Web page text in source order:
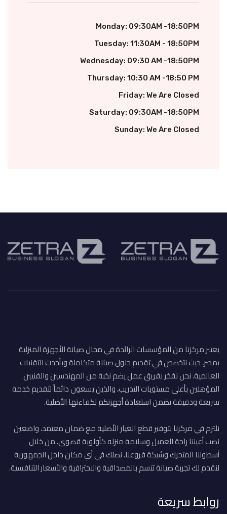
Monday: 09:30AM -18:50PM
Tuesday: 11:30AM - 18:50PM
Wednesday: 09:30 AM -18:50PM
Thursday: 10:30 AM -18:50 PM
Friday: We Are Closed
Saturday: 09:30AM -18:50PM
Sunday: We Are Closed
يعتبر مركزنا من المؤسسات الرائدة في مجال صيانة الأجهزة المنزلية
بمصر، حيث نتخصص في تقديم حلول صيانة متكاملة وبأحدث التقنيات
العالمية. نحن نفخر بفريق عمل يضم نخبة من المهندسين والفنيين
المؤهلين بأعلى مستويات التدريب، والذين يسعون دائماً لتقديم خدمة
سريعة ودقيقة تضمن استعادة أجهزتكم لكفاءتها الأصلية.
نلتزم في مركزنا بتوفير قطع الغيار الأصلية مع ضمان معتمد، واضعين
نصب أعيننا راحة العميل وسلامة منزله كأولوية قصوى. من خلال
أسطولنا المتحرك وشبكة فروعنا، نصلك في أي مكان داخل الجمهورية
لنقدم لك تجربة صيانة تتسم بالمصداقية والاحترافية والأسعار التنافسية.
روابط سريعة